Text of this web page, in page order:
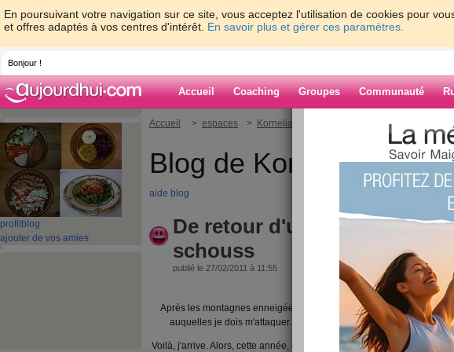
En poursuivant votre navigation sur ce site, vous acceptez l'utilisation de cookies pour
et offres adaptés à vos centres d'intérêt. En savoir plus et gérer ces paramètres.
Bonjour !
Accueil Coaching Groupes Communauté
profil blog
ajouter de vos amies
Accueil > espaces > Kornelia > De retour d'une semaine tout
Blog de Kornelia
aide blog
De retour d'une semaine tout
schouss
publié le 27/02/2011 à 11:55
Après les montagnes enneigées, je suis entourée de montagnes de
auquelles je dois m'attaquer. Alors, un peu de patience, je reviens
Voilà, j'arrive. Alors, cette année, on avait un peu de stress avant de